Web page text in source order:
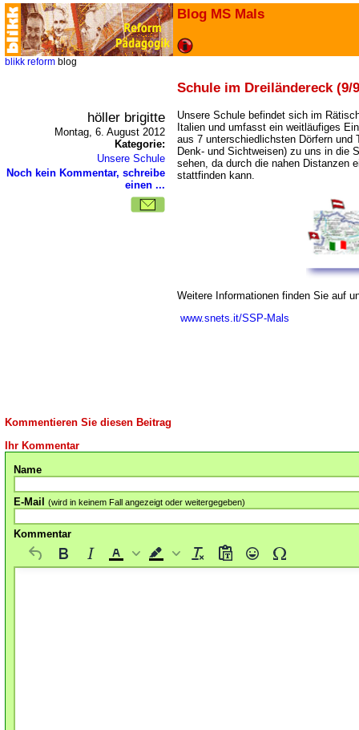
Blog MS Mals
blikk reform blog
Schule im Dreiländereck (9/
höller brigitte
Montag, 6. August 2012
Kategorie:
Unsere Schule
Noch kein Kommentar, schreibe
einen ...
Unsere Schule befindet sich im
Italien und umfasst ein weitläufiges
aus 7 unterschiedlichsten Dörfern und
Denk- und Sichtweisen) zu uns in die
sehen, da durch die nahen Distanzen
stattfinden kann.
Weitere Informationen finden Sie auf
www.snets.it/SSP-Mals
Kommentieren Sie diesen Beitrag
Ihr Kommentar
Name
E-Mail (wird in keinem Fall angezeigt oder weitergegeben)
Kommentar